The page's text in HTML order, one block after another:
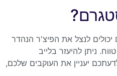
לנצל את הפיצ'ר הנהדר
ניתן להיעזר בלייב
יעניין את העוקבים שלכם,